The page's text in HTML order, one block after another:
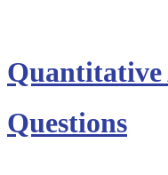
Questions